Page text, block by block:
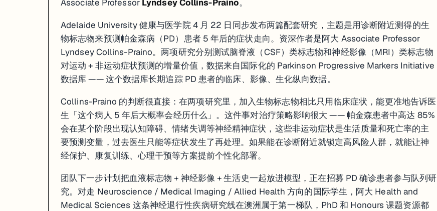
Associate Professor Lyndsey Collins-Praino。
Adelaide University 健康与医学院 4 月 22 日同步发布两篇配套研究，主题是用诊断附近测得的生
物标志物来预测帕金森病（PD）患者 5 年后的症状走向。资深作者是阿大 Associate Professor
Lyndsey Collins-Praino。两项研究分别测试脑脊液（CSF）类标志物和神经影像（MRI）类标志物
对运动 + 非运动症状预测的增量价值，数据来自国际化的 Parkinson Progressive Markers Initiative
数据库 —— 这个数据库长期追踪 PD 患者的临床、影像、生化纵向数据。
Collins-Praino 的判断很直接：在两项研究里，加入生物标志物相比只用临床症状，能更准地告诉医
生「这个病人 5 年后大概率会经历什么」。这件事对治疗策略影响很大 —— 帕金森患者中高达 85%
会在某个阶段出现认知障碍、情绪失调等神经精神症状，这些非运动症状是生活质量和死亡率的主
要预测变量，过去医生只能等症状发生了再处理。如果能在诊断附近就锁定高风险人群，就能让神
经保护、康复训练、心理干预等方案提前个性化部署。
团队下一步计划把血液标志物 + 神经影像 + 生活史一起放进模型，正在招募 PD 确诊患者参与队列研
究。对走 Neuroscience / Medical Imaging / Allied Health 方向的国际学生，阿大 Health and
Medical Sciences 这条神经退行性疾病研究线在澳洲属于第一梯队，PhD 和 Honours 课题资源都